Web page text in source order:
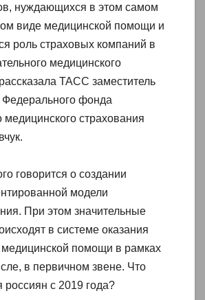
нуждающихся в этом самом
виде медицинской помощи и
роль страховых компаний в
медицинского
ТАСС заместитель
Федерального фонда
медицинского страхования
говорится о создании
модели
При этом значительные
в системе оказания
помощи в рамках
в первичном звене. Что
россиян с 2019 года?